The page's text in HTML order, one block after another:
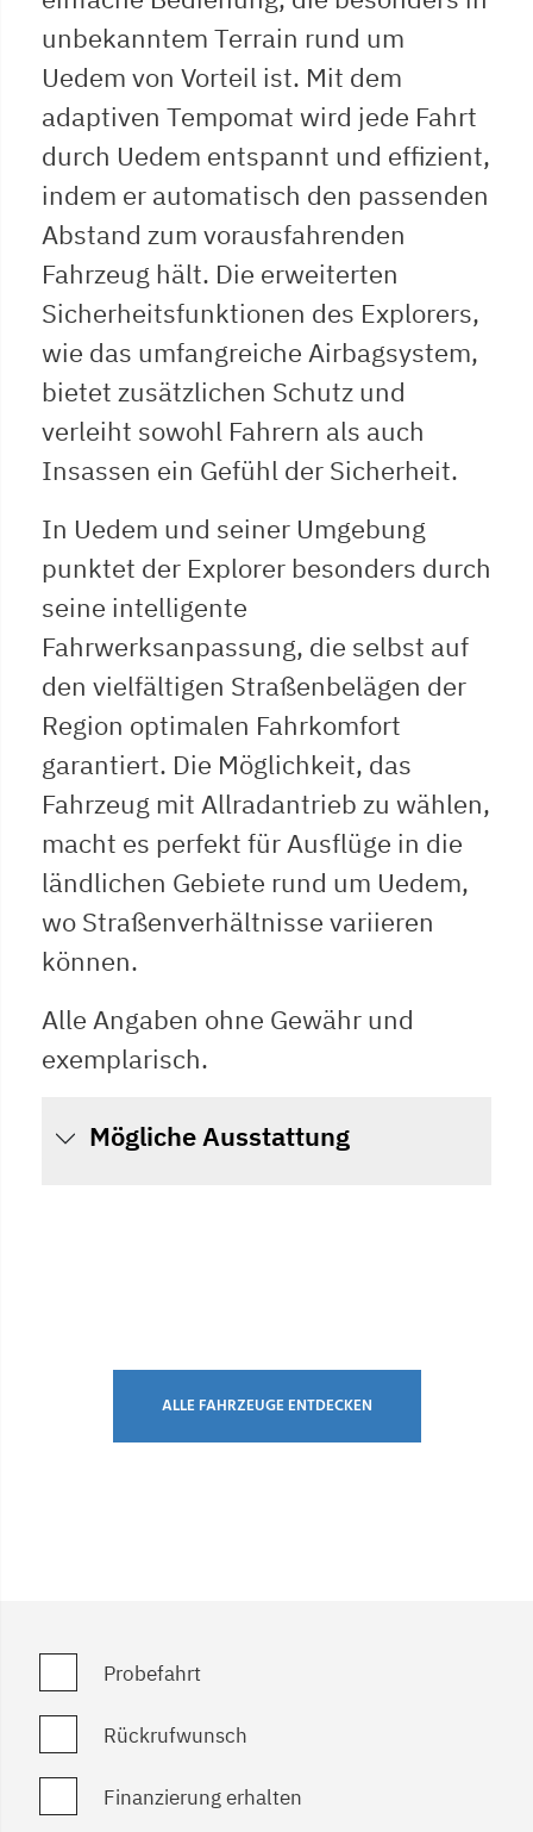
unbekanntem Terrain rund um
Uedem von Vorteil ist. Mit dem
adaptiven Tempomat wird jede Fahrt
durch Uedem entspannt und effizient,
indem er automatisch den passenden
Abstand zum vorausfahrenden
Fahrzeug hält. Die erweiterten
Sicherheitsfunktionen des Explorers,
wie das umfangreiche Airbagsystem,
bietet zusätzlichen Schutz und
verleiht sowohl Fahrern als auch
Insassen ein Gefühl der Sicherheit.
In Uedem und seiner Umgebung
punktet der Explorer besonders durch
seine intelligente
Fahrwerksanpassung, die selbst auf
den vielfältigen Straßenbelägen der
Region optimalen Fahrkomfort
garantiert. Die Möglichkeit, das
Fahrzeug mit Allradantrieb zu wählen,
macht es perfekt für Ausflüge in die
ländlichen Gebiete rund um Uedem,
wo Straßenverhältnisse variieren
können.
Alle Angaben ohne Gewähr und
exemplarisch.
Mögliche Ausstattung
ALLE FAHRZEUGE ENTDECKEN
Probefahrt
Rückrufwunsch
Finanzierung erhalten